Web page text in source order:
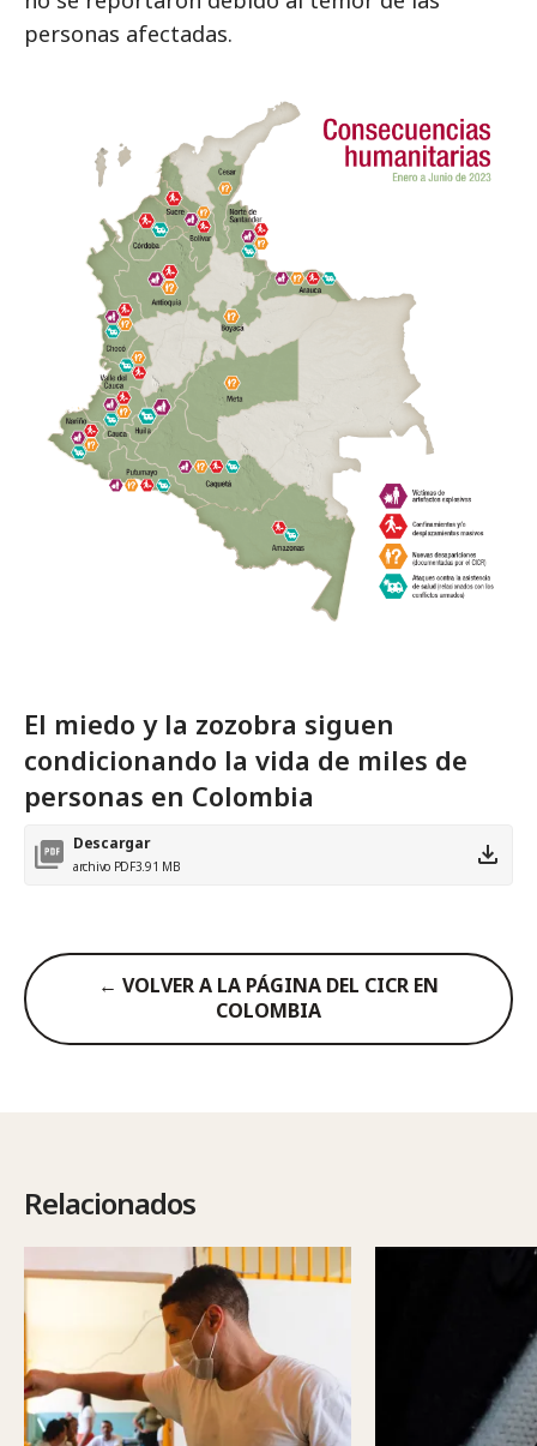
personas afectadas.
El miedo y la zozobra siguen
condicionando la vida de miles de
personas en Colombia
Descargar
archivo PDF3.91 MB
← VOLVER A LA PÁGINA DEL CICR EN
COLOMBIA
Relacionados